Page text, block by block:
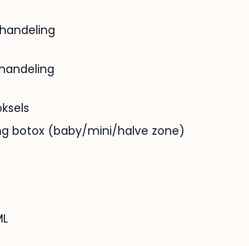
botox (baby/mini/halve zone)